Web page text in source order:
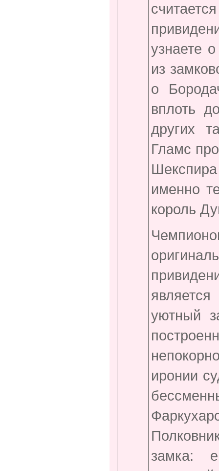
узнаете
из
о
вплоть
других
Гламс
Шекспира
именно
король
уютный
иронии
замка: